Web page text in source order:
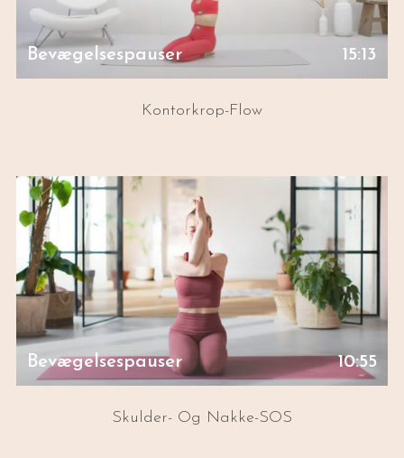
Bevægelsespauser 15:13
Kontorkrop-Flow
Bevægelsespauser 10:55
Skulder- Og Nakke-SOS